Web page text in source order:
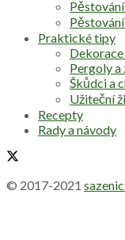
Praktické tipy
Pergoly
Škůdci a
Užiteční
Recepty
Rady a návody
© 2017-2021